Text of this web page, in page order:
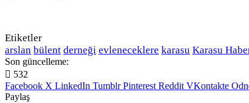
Etiketler
arslan bülent derneği evleneceklere karasu Karasu
Son güncelleme:
532
Facebook X LinkedIn Tumblr Pinterest Reddit VKontakte
Paylaş